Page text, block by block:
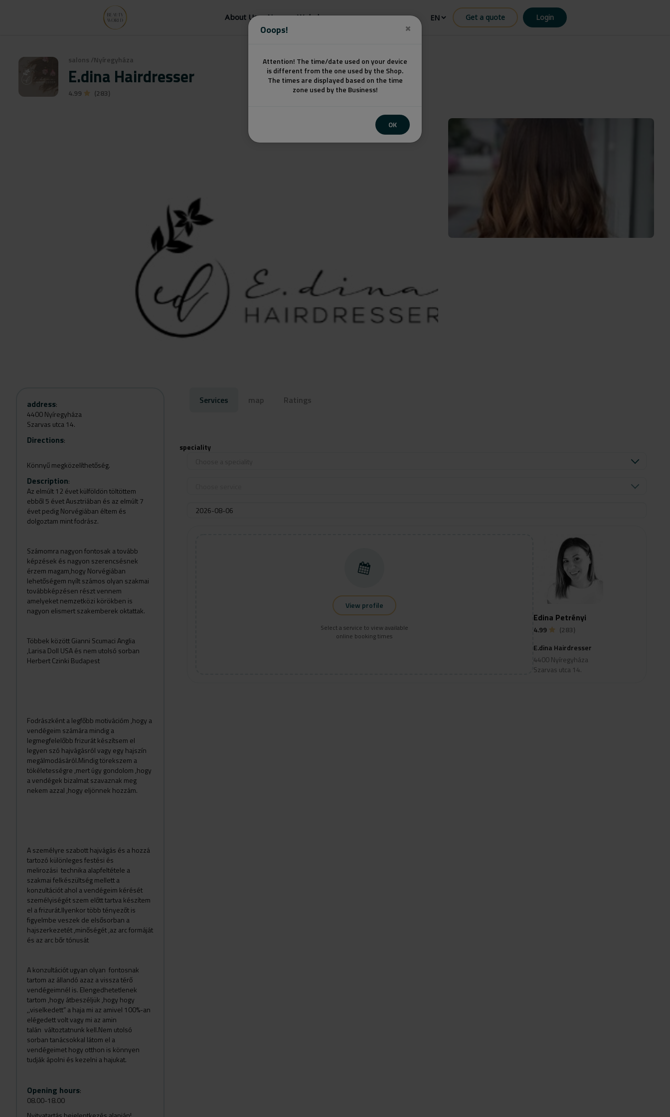
Ooops!
Attention! The time/date used on your device
is different from the one used by the Shop.
The times are displayed based on the time
zone used by the Business!
OK
About Us News Webshop Get a quote Login
salons /Nyíregyháza
E.dina Hairdresser
4.99 (283)
address:
4400 Nyíregyháza
Szarvas utca 14.
Directions:
Könnyű megközelíthetőség.
Description:
Az elmúlt 12 évet külföldön töltöttem
ebből 5 évet Ausztriában és az elmúlt 7
évet pedig Norvégiában éltem és
dolgoztam mint fodrász.
Számomra nagyon fontosak a tovább
képzések és nagyon szerencsésnek
érzem magam,hogy Norvégiában
lehetőségem nyílt számos olyan szakmai
továbbképzésen részt vennem
amelyeket nemzetközi körökben is
nagyon elismert szakemberek oktattak.
Többek között Gianni Scumaci Anglia
,Larisa Doll USA és nem utolsó sorban
Herbert Czinki Budapest
Fodrászként a legfőbb motivációm ,hogy a
vendégeim számára mindig a
legmegfelelőbb frizurát készítsem el
legyen szó hajvágásról vagy egy hajszín
megálmodásáról.Mindig törekszem a
tökéletességre ,mert úgy gondolom ,hogy
a vendégek bizalmat szavaznak meg
nekem azzal ,hogy eljönnek hozzám.
A személyre szabott hajvágás és a hozzá
tartozó különleges festési és
melirozási technika alapfeltétele a
szakmai felkészültség mellett a
konzultációt ahol a vendégeim kérését
személyiségét szem előtt tartva készítem
el a frizurát.Ilyenkor több tényezőt is
figyelmbe veszek de elsősorban a
hajszerkezetét ,minőségét ,az arc formáját
és az arc bőr tónusát
A konzultációt ugyan olyan fontosnak
tartom az állandó azaz a vissza térő
vendégeimnél is. Elengedhetetlenek
tartom ,hogy átbeszéljük ,hogy hogy
,,viselkedett” a haja mi az amivel 100%-an
elégedett volt vagy mi az amin
talán változtatnunk kell.Nem utolsó
sorban tanácsokkal látom el a
vendégeimet hogy otthon is könnyen
tudják ápolni és kezelni a hajukat.
Opening hours:
08.00-18.00
Services map Ratings
speciality
View profile
Select a service to view available
online booking times
Edina Petrényi
4.99
(283)
E.dina Hairdresser
4400 Nyíregyháza
Szarvas utca 14.